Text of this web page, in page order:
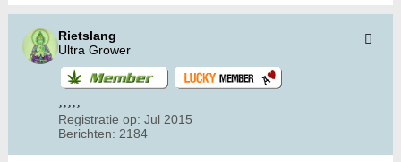
Rietslang
Ultra Grower
Registratie op: Jul 2015
Berichten: 2184